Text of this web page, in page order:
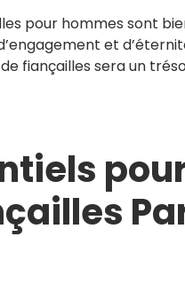
pour hommes sont
et
fiançailles sera un